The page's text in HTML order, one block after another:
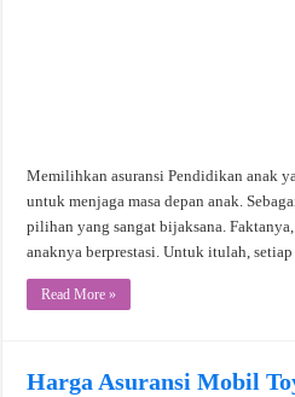
Memilihkan asuransi Pendidikan anak
untuk menjaga masa depan anak.
pilihan yang sangat bijaksana.
anaknya berprestasi. Untuk itulah,
Read More »
Harga Asuransi Mobil